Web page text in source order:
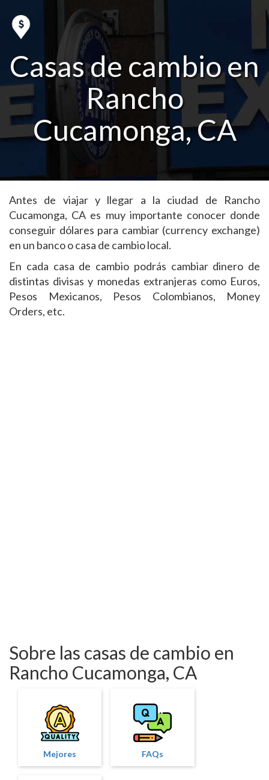
Casas de cambio en
Rancho
Cucamonga, CA
Antes de viajar y llegar a la ciudad de Rancho
Cucamonga, CA es muy importante conocer donde
conseguir dólares para cambiar (currency exchange)
en un banco o casa de cambio local.
En cada casa de cambio podrás cambiar dinero de
distintas divisas y monedas extranjeras como Euros,
Pesos Mexicanos, Pesos Colombianos, Money
Orders, etc.
Sobre las casas de cambio en
Rancho Cucamonga, CA
Mejores FAQs